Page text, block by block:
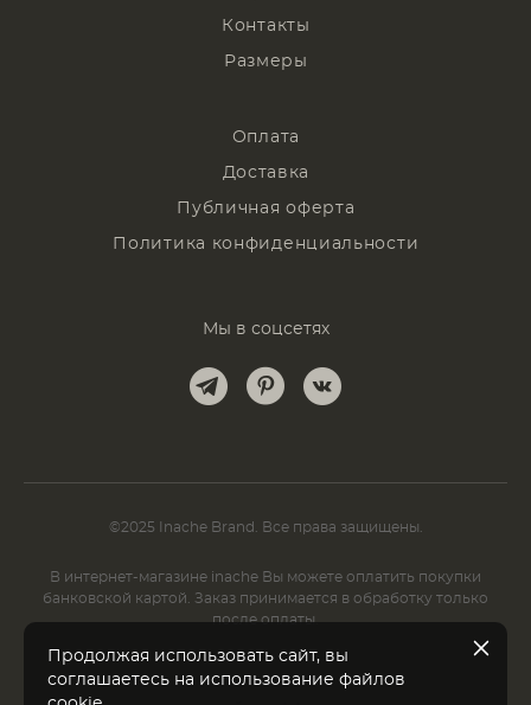
Контакты
Размеры
Оплата
Доставка
Публичная оферта
Политика конфиденциальности
Мы в соцсетях
©2025 Inache Brand. Все права защищены.
В интернет-магазине inache Вы можете оплатить покупки
банковской картой. Заказ принимается в обработку только
после оплаты.
Продолжая использовать сайт, вы
соглашаетесь на использование файлов